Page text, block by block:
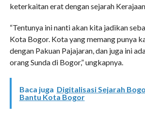
keterkaitan erat dengan sejarah
“Tentunya ini nanti akan kita jadikan
Kota Bogor. Kota yang memang punya
dengan Pakuan Pajajaran, dan juga ini
orang Sunda di Bogor,” ungkapnya.
Baca juga Digitalisasi Sejarah
Bantu Kota Bogor